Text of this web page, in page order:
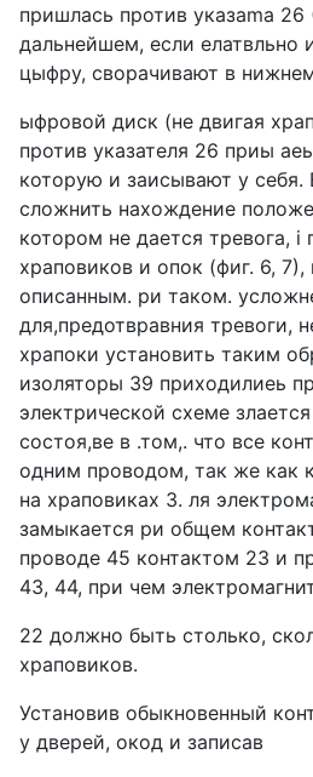
пришлась против указаma 26
дальнейшем, если елатвльно
цыфру, сворачивают в
ыфровой диск (не двигая
против указателя 26 приы
которую и заисывают у себя.
сложнить нахождение
котором не дается тревога,
храповиков и опок (фиг. 6,
описанным. ри таком.
для,предотвравния тревоги,
храпоки установить таким
изоляторы 39 приходилиеь
электрической схеме
состоя,ве в .том,. что все
одним проводом, так же как
на храповиках 3. ля
замыкается ри общем
проводе 45 контактом 23 и
43, 44, при чем
22 должно быть столько,
храповиков.
Установив обыкновенный
у дверей, окод и записав